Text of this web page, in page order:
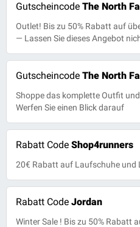
Gutscheincode The North
Outlet! Bis zu 50% Rabatt auf
— Lassen Sie dieses Angebot
Gutscheincode The North
Shoppe das komplette Outfit
Werfen Sie einen Blick darauf
Rabatt Code Shop4runners
20€ Rabatt auf Laufschuhe und
Rabatt Code Jordan
Winter Sale ! Bis zu 50% Rabatt